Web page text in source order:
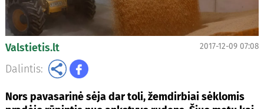
Valstietis.lt 2017-12-09 07:08
Dalintis:
Nors pavasarinė sėja dar toli, žemdirbiai sėklomis